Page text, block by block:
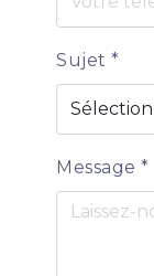
Sujet*
Message*